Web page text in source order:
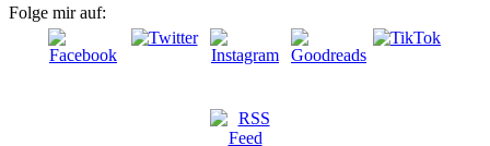
Folge mir auf: